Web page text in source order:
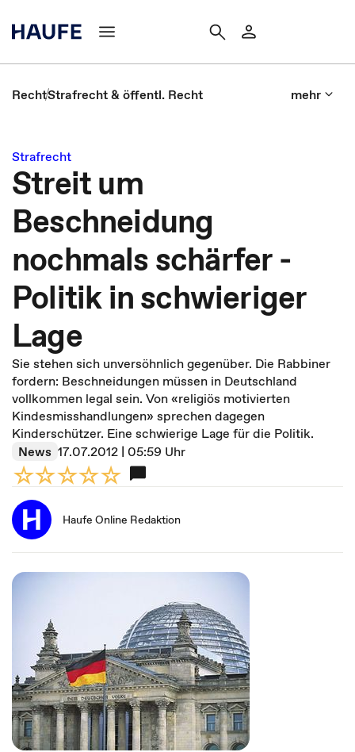
RechtStrafrecht & öffentl. Recht mehr
Strafrecht
Streit um
Beschneidung
nochmals schärfer -
Politik in schwieriger
Lage
Sie stehen sich unversöhnlich gegenüber. Die Rabbiner
fordern: Beschneidungen müssen in Deutschland
vollkommen legal sein. Von «religiös motivierten
Kindesmisshandlungen» sprechen dagegen
Kinderschützer. Eine schwierige Lage für die Politik.
News 17.07.2012 | 05:59 Uhr
Haufe Online Redaktion